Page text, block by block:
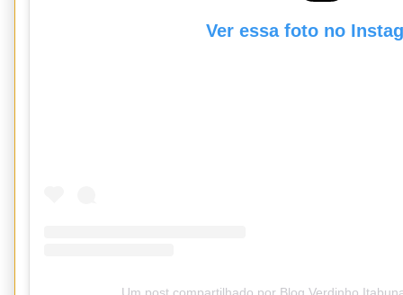
Ver essa foto no